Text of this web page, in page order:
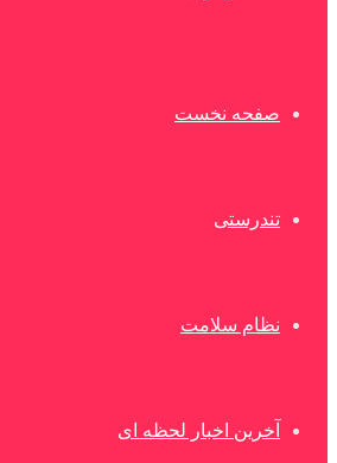
صفحه نخست
تندرستی
نظام سلامت
آخرین اخبار لحظه ای